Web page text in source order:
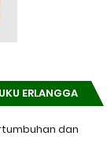
ERLANGGA
dan